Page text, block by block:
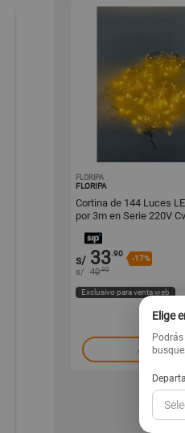
FLORIPA
FLORIPA
Cortina de 144 Luces
por 3m en Serie 220V
s/ 33.90
-17%
s/ 40.90
Exclusivo para venta web
Agregar
Elige